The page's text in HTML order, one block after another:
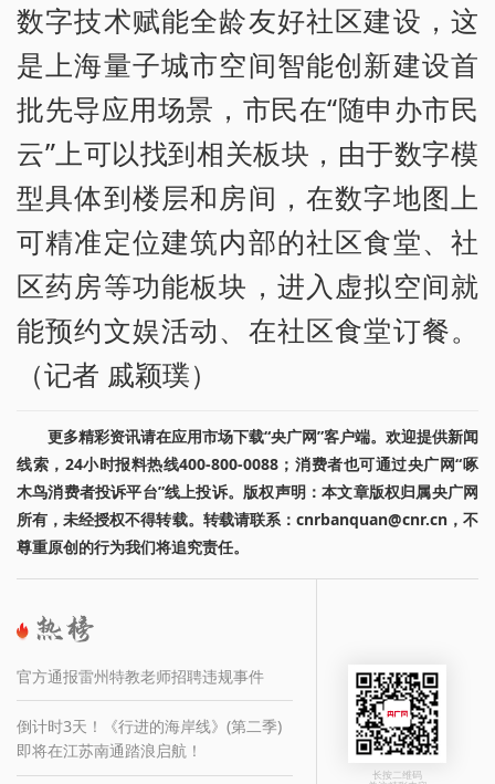
数字技术赋能全龄友好社区建设，这
是上海量子城市空间智能创新建设首
批先导应用场景，市民在“随申办市民
云”上可以找到相关板块，由于数字模
型具体到楼层和房间，在数字地图上
可精准定位建筑内部的社区食堂、社
区药房等功能板块，进入虚拟空间就
能预约文娱活动、在社区食堂订餐。
（记者 戚颖璞）
更多精彩资讯请在应用市场下载“央广网”客户端。欢迎提供新闻
线索，24小时报料热线400-800-0088；消费者也可通过央广网“啄
木鸟消费者投诉平台”线上投诉。版权声明：本文章版权归属央广网
所有，未经授权不得转载。转载请联系：cnrbanquan@cnr.cn，不
尊重原创的行为我们将追究责任。
官方通报雷州特教老师招聘违规事件
倒计时3天！《行进的海岸线》(第二季)
即将在江苏南通踏浪启航！
长按二维码